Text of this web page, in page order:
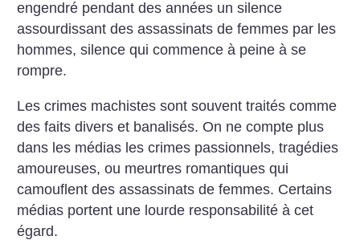
engendré pendant des années un silence
assourdissant des assassinats de femmes par les
hommes, silence qui commence à peine à se
rompre.
Les crimes machistes sont souvent traités comme
des faits divers et banalisés. On ne compte plus
dans les médias les crimes passionnels, tragédies
amoureuses, ou meurtres romantiques qui
camouflent des assassinats de femmes. Certains
médias portent une lourde responsabilité à cet
égard.